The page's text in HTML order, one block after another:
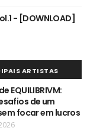
- [DOWNLOAD]
ARTISTAS
EQUILIBRIVM:
de um
focar em lucros